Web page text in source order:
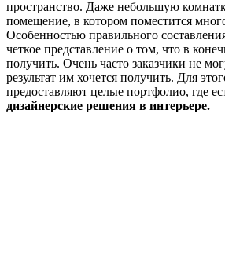
пространство. Даже небольшую
помещение, в котором поместится
Особенностью правильного
четкое представление о том, что в
получить. Очень часто заказчики не
результат им хочется получить. Для
предоставляют целые портфолио, где
дизайнерские решения в интерьере.